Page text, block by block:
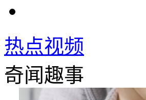
热点视频
奇闻趣事